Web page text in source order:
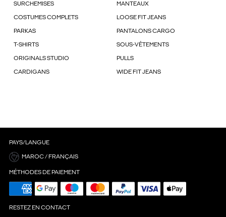
SURCHEMISES MANTEAUX
COSTUMES COMPLETS LOOSE FIT JEANS
PARKAS PANTALONS CARGO
T-SHIRTS SOUS-VÊTEMENTS
ORIGINALS STUDIO PULLS
CARDIGANS WIDE FIT JEANS
PAYS/LANGUE
MAROC / FRANÇAIS
MÉTHODES DE PAIEMENT
RESTEZ EN CONTACT